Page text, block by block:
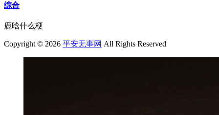
综合
鹿晗什么梗
Copyright © 2026 平安无事网 All Rights Reserved